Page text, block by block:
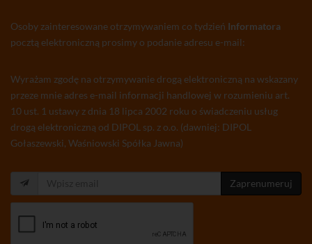
Osoby zainteresowane otrzymywaniem co tydzień Informatora
pocztą elektroniczną prosimy o podanie adresu e-mail:
Wyrażam zgodę na otrzymywanie drogą elektroniczną na wskazany
przeze mnie adres e-mail informacji handlowej w rozumieniu art.
10 ust. 1 ustawy z dnia 18 lipca 2002 roku o świadczeniu usług
drogą elektroniczną od DIPOL sp. z o.o. (dawniej: DIPOL
Gołaszewski, Waśniowski Spółka Jawna)
Zaprenumeruj